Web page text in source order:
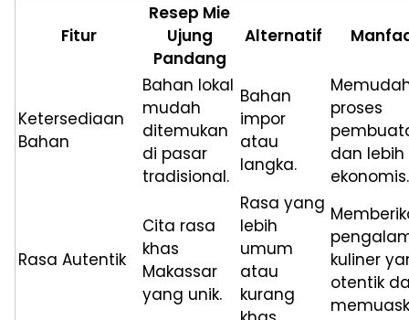
Fitur
Resep Mie
Ujung
Pandang
Alternatif
Ketersediaan
Bahan
Bahan lokal
mudah
ditemukan
di pasar
tradisional.
Bahan
impor
atau
langka.
proses
dan lebih
ekonomis.
Rasa Autentik
Cita rasa
khas
Makassar
yang unik.
Rasa yang
lebih
umum
atau
kurang
kuliner
otentik